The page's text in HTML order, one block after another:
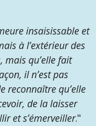
insaisissable et
à l’extérieur des
mais qu’elle fait
il n’est pas
reconnaître qu’elle
de la laisser
et s’émerveiller."